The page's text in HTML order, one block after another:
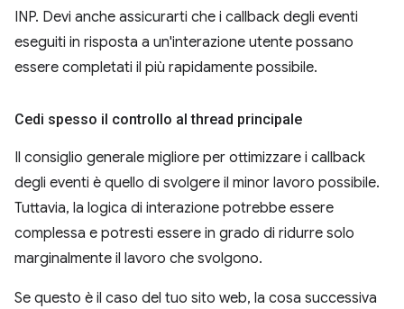
INP. Devi anche assicurarti che i callback degli eventi
eseguiti in risposta a un'interazione utente possano
essere completati il più rapidamente possibile.
Cedi spesso il controllo al thread principale
Il consiglio generale migliore per ottimizzare i callback
degli eventi è quello di svolgere il minor lavoro possibile.
Tuttavia, la logica di interazione potrebbe essere
complessa e potresti essere in grado di ridurre solo
marginalmente il lavoro che svolgono.
Se questo è il caso del tuo sito web, la cosa successiva